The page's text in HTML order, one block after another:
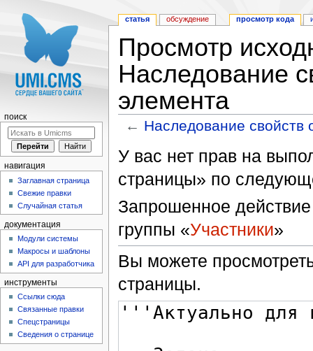
Просмотр
Наследование
элемента
← Наследование свойств
У вас нет прав на
страницы» по
Запрошенное действие
группы «Участники»
Вы можете
страницы.
статья обсуждение просмотр кода
поиск
навигация
Заглавная страница
Свежие правки
Случайная статья
документация
Модули системы
Макросы и шаблоны
API для разработчика
инструменты
Ссылки сюда
Связанные правки
Спецстраницы
Сведения о странице